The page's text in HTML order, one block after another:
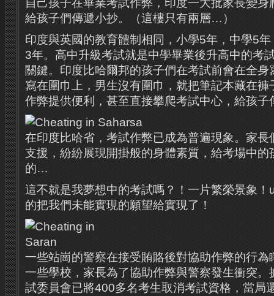
自己孩子在畢業考試作弊，印度一大批家長變
給孩子們傳遞小抄。（這樓只有兩層…）
印度與英國的教育體制相同，小學5年，中學5
3年。高中升級考試就是中學畢業後升高中的考
關鍵。印度比哈爾邦的孩子們在考試前會在全
寫在圍巾上，男生沒有圍巾，就把筆記本藏在
作弊提供便利，甚至直接攀爬考試中心，給孩子
在印度比哈省，考試作弊已成為普遍現象。家長
支援，紛紛展現開掛般的身體素質，給考場中的
的…
這不就是我夢想中的考試嗎？！一片繁榮景象
的把我們未能實現的願望給實現了！
一些站崗的警察在接受賄賂後對協助作弊的行為
一些學校，家長為了協助作弊與警察發生衝突。
試委員會已將400多名考生取消考試資格，當局